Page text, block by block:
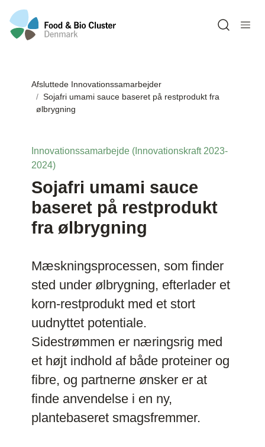
Afsluttede Innovationssamarbejder
Sojafri umami sauce baseret på restprodukt fra
ølbrygning
Innovationssamarbejde (Innovationskraft 2023-
2024)
Sojafri umami sauce
baseret på restprodukt
fra ølbrygning
Mæskningsprocessen, som finder
sted under ølbrygning, efterlader et
korn-restprodukt med et stort
uudnyttet potentiale.
Sidestrømmen er næringsrig med
et højt indhold af både proteiner og
fibre, og partnerne ønsker er at
finde anvendelse i en ny,
plantebaseret smagsfremmer.